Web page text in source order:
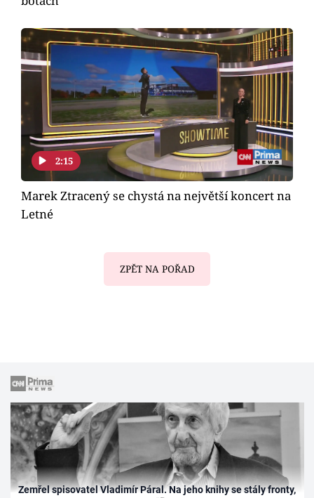
2:15
Marek Ztracený se chystá na největší koncert na
Letné
ZPĚT NA POŘAD
Zemřel spisovatel Vladimír Páral. Na jeho knihy se stály fronty,